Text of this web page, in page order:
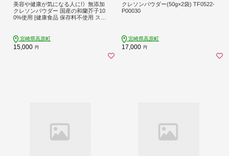
美容や健康が気になる人に!》無添加
クレソンパウダー 国産の和蘭芥子10
0%使用 [健康食品 保存料不使用 スム
宮崎県高原町
15,000 円
クレソンパウダー(50g×2袋) TF0522-
P00030
宮崎県高原町
17,000 円